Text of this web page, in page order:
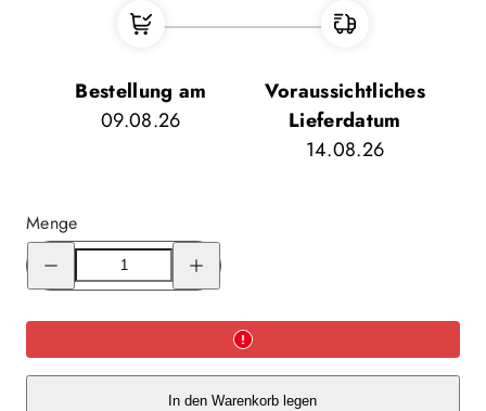
Bestellung am
09.08.26
Voraussichtliches
Lieferdatum
14.08.26
Menge
Menge
für
Trangia
für
Trangia
In den Warenkorb legen